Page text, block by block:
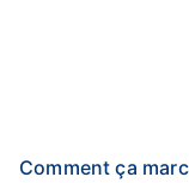
Comment ça